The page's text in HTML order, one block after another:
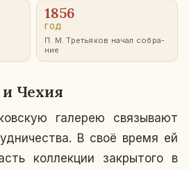
1856
ГОД
П. М. Тре­тья­ков начал со­бра­
ние
Чехия
га­ле­рею свя­зы­ва­ют
В своё время ей
кол­лек­ции за­кры­то­го в